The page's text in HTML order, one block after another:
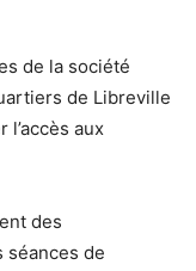
de la société
de Libreville
aux
des
séances de